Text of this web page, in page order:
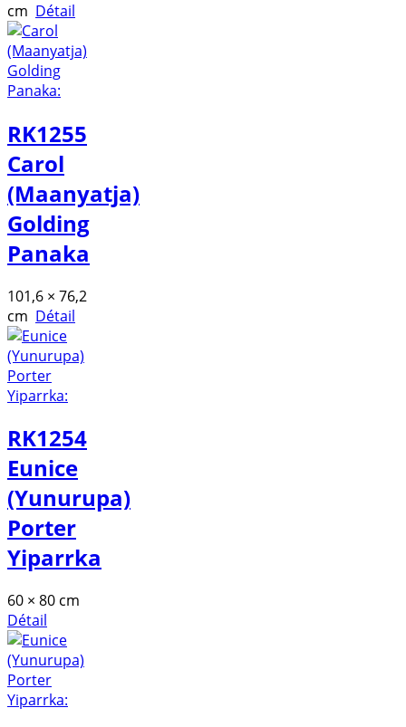
cm Détail
RK1255
Carol
(Maanyatja)
Golding
Panaka
101,6 × 76,2
cm Détail
RK1254
Eunice
(Yunurupa)
Porter
Yiparrka
60 × 80 cm
Détail